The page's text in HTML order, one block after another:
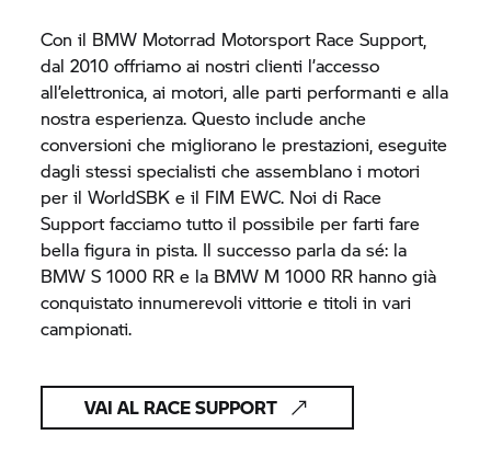
Con il BMW Motorrad Motorsport Race Support,
dal 2010 offriamo ai nostri clienti l’accesso
all’elettronica, ai motori, alle parti performanti e alla
nostra esperienza. Questo include anche
conversioni che migliorano le prestazioni, eseguite
dagli stessi specialisti che assemblano i motori
per il WorldSBK e il FIM EWC. Noi di Race
Support facciamo tutto il possibile per farti fare
bella figura in pista. Il successo parla da sé: la
BMWS 1000 RR e la BMW M 1000 RR hanno già
conquistato innumerevoli vittorie e titoli in vari
campionati.
VAI AL RACE SUPPORT